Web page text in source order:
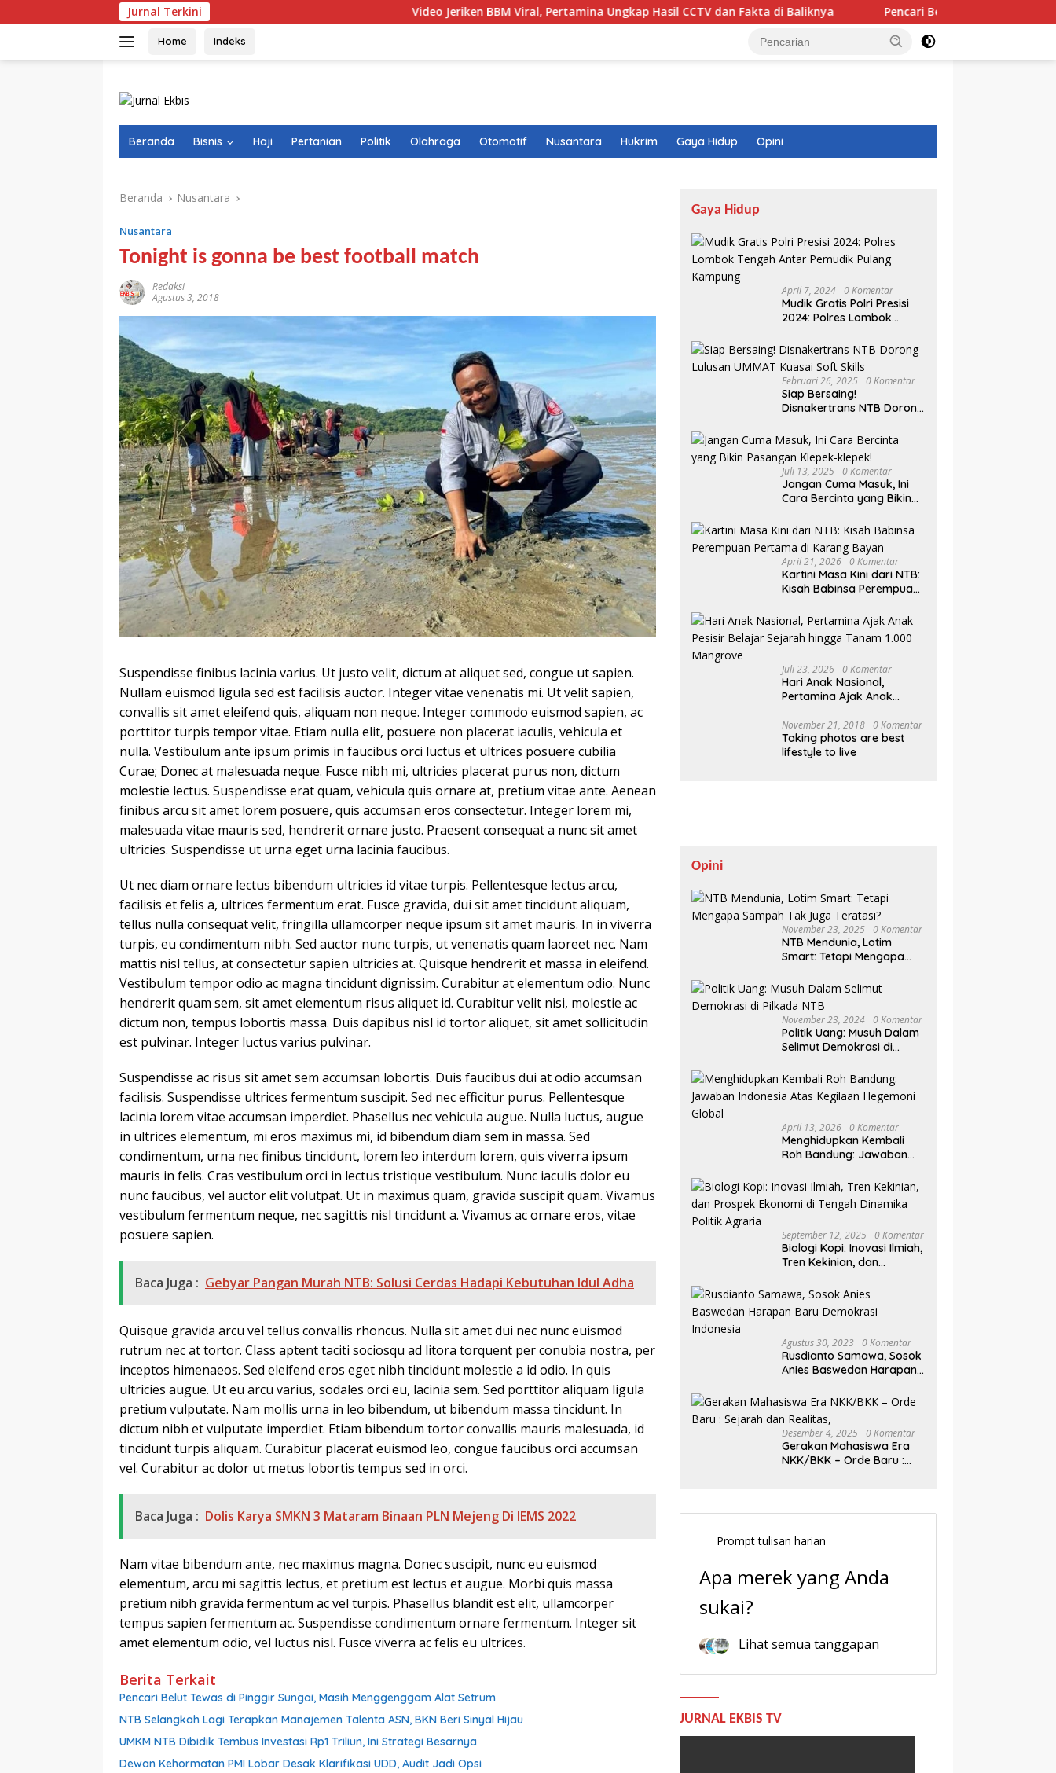
ke
Jurnal Terkini Video Jeriken BBM Viral, Pertamina Ungkap Hasil CCTV dan Fakta di Baliknya Pencari Belut Tewas di Pinggir Sungai, Masih
Home Indeks
Beranda Bisnis Haji Pertanian Politik Olahraga Otomotif Nusantara Hukrim Gaya Hidup Opini
Beranda Nusantara
Nusantara
Tonight is gonna be best football match
Redaksi
Agustus 3, 2018
Suspendisse finibus lacinia varius. Ut justo velit, dictum at aliquet sed, congue ut sapien.
Nullam euismod ligula sed est facilisis auctor. Integer vitae venenatis mi. Ut velit sapien,
convallis sit amet eleifend quis, aliquam non neque. Integer commodo euismod sapien, ac
porttitor turpis tempor vitae. Etiam nulla elit, posuere non placerat iaculis, vehicula et
nulla. Vestibulum ante ipsum primis in faucibus orci luctus et ultrices posuere cubilia
Curae; Donec at malesuada neque. Fusce nibh mi, ultricies placerat purus non, dictum
molestie lectus. Suspendisse erat quam, vehicula quis ornare at, pretium vitae ante. Aenean
finibus arcu sit amet lorem posuere, quis accumsan eros consectetur. Integer lorem mi,
malesuada vitae mauris sed, hendrerit ornare justo. Praesent consequat a nunc sit amet
ultricies. Suspendisse ut urna eget urna lacinia faucibus.
Ut nec diam ornare lectus bibendum ultricies id vitae turpis. Pellentesque lectus arcu,
facilisis et felis a, ultrices fermentum erat. Fusce gravida, dui sit amet tincidunt aliquam,
tellus nulla consequat velit, fringilla ullamcorper neque ipsum sit amet mauris. In in viverra
turpis, eu condimentum nibh. Sed auctor nunc turpis, ut venenatis quam laoreet nec. Nam
mattis nisl tellus, at consectetur sapien ultricies at. Quisque hendrerit et massa in eleifend.
Vestibulum tempor odio ac magna tincidunt dignissim. Curabitur at elementum odio. Nunc
hendrerit quam sem, sit amet elementum risus aliquet id. Curabitur velit nisi, molestie ac
dictum non, tempus lobortis massa. Duis dapibus nisl id tortor aliquet, sit amet sollicitudin
est pulvinar. Integer luctus varius pulvinar.
Suspendisse ac risus sit amet sem accumsan lobortis. Duis faucibus dui at odio accumsan
facilisis. Suspendisse ultrices fermentum suscipit. Sed nec efficitur purus. Pellentesque
lacinia lorem vitae accumsan imperdiet. Phasellus nec vehicula augue. Nulla luctus, augue
in ultrices elementum, mi eros maximus mi, id bibendum diam sem in massa. Sed
condimentum, urna nec finibus tincidunt, lorem leo interdum lorem, quis viverra ipsum
mauris in felis. Cras vestibulum orci in lectus tristique vestibulum. Nunc iaculis dolor eu
nunc faucibus, vel auctor elit volutpat. Ut in maximus quam, gravida suscipit quam. Vivamus
vestibulum fermentum neque, nec sagittis nisl tincidunt a. Vivamus ac ornare eros, vitae
posuere sapien.
Baca Juga : Gebyar Pangan Murah NTB: Solusi Cerdas Hadapi Kebutuhan Idul Adha
Quisque gravida arcu vel tellus convallis rhoncus. Nulla sit amet dui nec nunc euismod
rutrum nec at tortor. Class aptent taciti sociosqu ad litora torquent per conubia nostra, per
inceptos himenaeos. Sed eleifend eros eget nibh tincidunt molestie a id odio. In quis
ultricies augue. Ut eu arcu varius, sodales orci eu, lacinia sem. Sed porttitor aliquam ligula
pretium vulputate. Nam mollis urna in leo bibendum, ut bibendum massa tincidunt. In
dictum nibh et vulputate imperdiet. Etiam bibendum tortor convallis mauris malesuada, id
tincidunt turpis aliquam. Curabitur placerat euismod leo, congue faucibus orci accumsan
vel. Curabitur ac dolor ut metus lobortis tempus sed in orci.
Baca Juga : Dolis Karya SMKN 3 Mataram Binaan PLN Mejeng Di IEMS 2022
Nam vitae bibendum ante, nec maximus magna. Donec suscipit, nunc eu euismod
elementum, arcu mi sagittis lectus, et pretium est lectus et augue. Morbi quis massa
pretium nibh gravida fermentum ac vel turpis. Phasellus blandit est elit, ullamcorper
tempus sapien fermentum ac. Suspendisse condimentum ornare fermentum. Integer sit
amet elementum odio, vel luctus nisl. Fusce viverra ac felis eu ultrices.
Berita Terkait
Pencari Belut Tewas di Pinggir Sungai, Masih Menggenggam Alat Setrum
NTB Selangkah Lagi Terapkan Manajemen Talenta ASN, BKN Beri Sinyal Hijau
UMKM NTB Dibidik Tembus Investasi Rp1 Triliun, Ini Strategi Besarnya
Dewan Kehormatan PMI Lobar Desak Klarifikasi UDD, Audit Jadi Opsi
Gaya Hidup
April 7, 2024 0 Komentar
Mudik Gratis Polri Presisi
2024: Polres Lombok
Pulang Kampung
Februari 26, 2025 0 Komentar
Siap Bersaing!
Disnakertrans NTB Dorong
Soft Skills
Juli 13, 2025 0 Komentar
Jangan Cuma Masuk, Ini
Cara Bercinta yang Bikin
April 21, 2026 0 Komentar
Kartini Masa Kini dari NTB:
Kisah Babinsa Perempuan
Juli 23, 2026 0 Komentar
Hari Anak Nasional,
Pertamina Ajak Anak
hingga Tanam 1.000
Mangrove
November 21, 2018 0 Komentar
Taking photos are best
lifestyle to live
Opini
November 23, 2025 0 Komentar
NTB Mendunia, Lotim
Smart: Tetapi Mengapa
Teratasi?
November 23, 2024 0 Komentar
Politik Uang: Musuh Dalam
Selimut Demokrasi di
April 13, 2026 0 Komentar
Menghidupkan Kembali
Roh Bandung: Jawaban
Hegemoni Global
September 12, 2025 0 Komentar
Biologi Kopi: Inovasi Ilmiah,
Tren Kekinian, dan
Tengah Dinamika Politik
Agraria
Agustus 30, 2023 0 Komentar
Rusdianto Samawa, Sosok
Anies Baswedan Harapan
Desember 4, 2025 0 Komentar
Gerakan Mahasiswa Era
NKK/BKK – Orde Baru :
Prompt tulisan harian
Apa merek yang Anda
sukai?
Lihat semua tanggapan
JURNAL EKBIS TV